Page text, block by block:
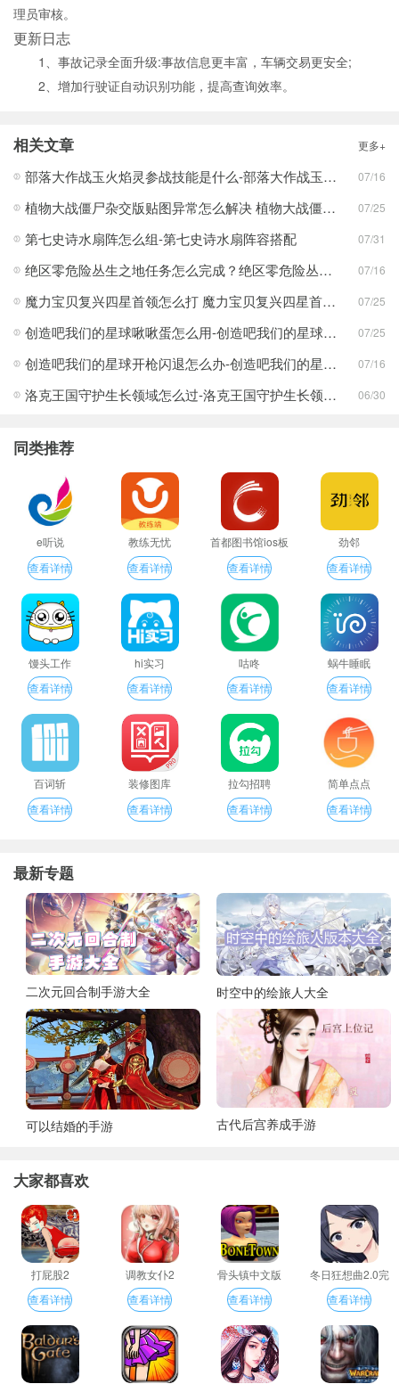
理员审核。
更新日志
1、事故记录全面升级:事故信息更丰富，车辆交易更安全;
2、增加行驶证自动识别功能，提高查询效率。
相关文章 更多+
部落大作战玉火焰灵参战技能是什么-部落大作战玉火焰灵参战技能合集 07/16
植物大战僵尸杂交版贴图异常怎么解决 植物大战僵尸杂交版贴图异常教程 07/25
第七史诗水扇阵怎么组-第七史诗水扇阵容搭配 07/31
绝区零危险丛生之地任务怎么完成？绝区零危险丛生之地任务完成攻略 07/16
魔力宝贝复兴四星首领怎么打 魔力宝贝复兴四星首领打法合集 07/25
创造吧我们的星球啾啾蛋怎么用-创造吧我们的星球啾啾蛋使用攻略 07/25
创造吧我们的星球开枪闪退怎么办-创造吧我们的星球开枪闪退合集 07/16
洛克王国守护生长领域怎么过-洛克王国守护生长领域通关攻略 06/30
同类推荐
e听说
查看详情
教练无忧
查看详情
首都图书馆ios板
查看详情
劲邻
查看详情
馒头工作
查看详情
hi实习
查看详情
咕咚
查看详情
蜗牛睡眠
查看详情
百词斩
查看详情
装修图库
查看详情
拉勾招聘
查看详情
简单点点
查看详情
最新专题
二次元回合制手游大全 时空中的绘旅人大全
可以结婚的手游 古代后宫养成手游
大家都喜欢
打屁股2
查看详情
调教女仆2
查看详情
骨头镇中文版
查看详情
冬日狂想曲2.0完
整汉化版
查看详情